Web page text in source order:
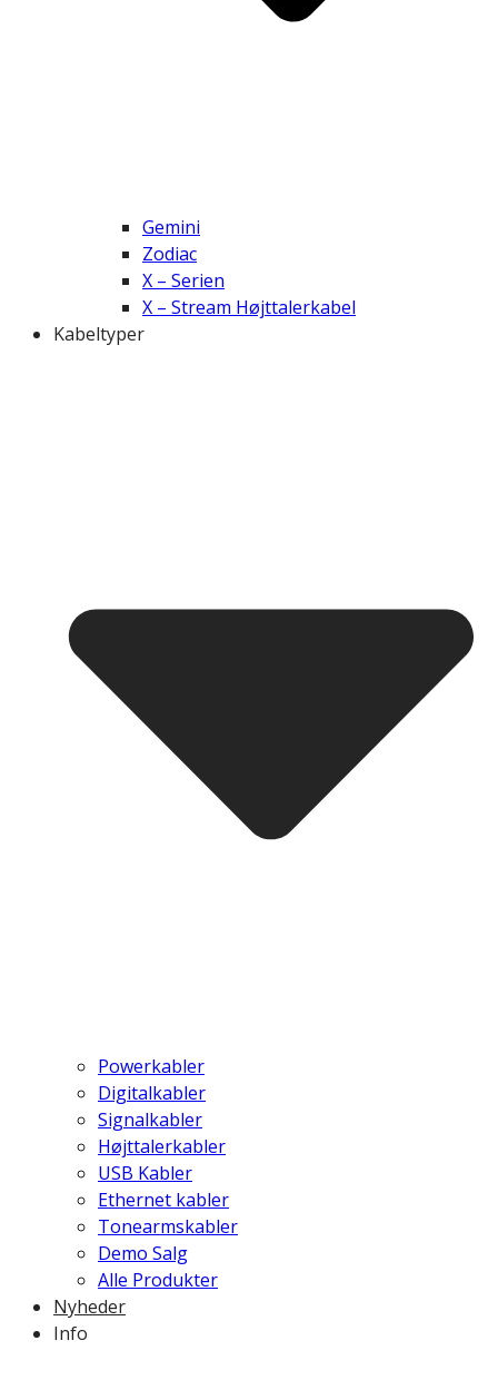
Gemini
Zodiac
X – Serien
X – Stream Højttalerkabel
Kabeltyper
Powerkabler
Digitalkabler
Signalkabler
Højttalerkabler
USB Kabler
Ethernet kabler
Tonearmskabler
Demo Salg
Alle Produkter
Nyheder
Info